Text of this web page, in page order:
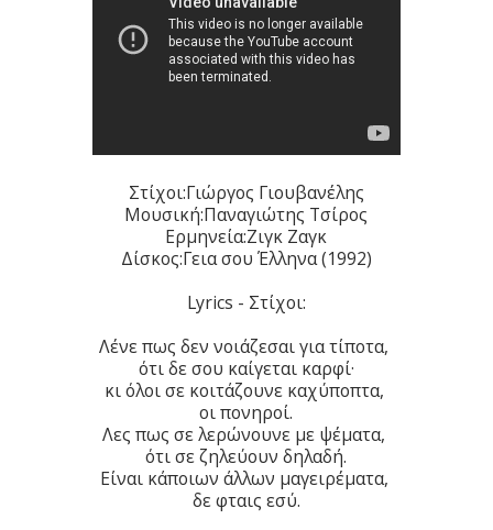
Στίχοι:Γιώργος Γιουβανέλης
Μουσική:Παναγιώτης Τσίρος
Ερμηνεία:Ζιγκ Ζαγκ
Δίσκος:Γεια σου Έλληνα (1992)
Lyrics - Στίχοι:
Λένε πως δεν νοιάζεσαι για τίποτα,
ότι δε σου καίγεται καρφί·
κι όλοι σε κοιτάζουνε καχύποπτα,
οι πονηροί.
Λες πως σε λερώνουνε με ψέματα,
ότι σε ζηλεύουν δηλαδή.
Είναι κάποιων άλλων μαγειρέματα,
δε φταις εσύ.